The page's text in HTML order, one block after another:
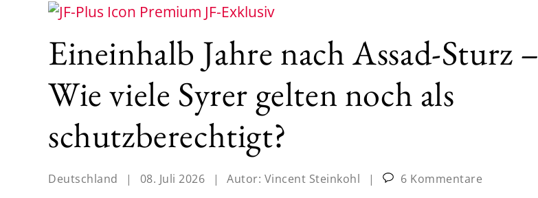
JF-Exklusiv
Eineinhalb Jahre nach Assad-Sturz –
Wie viele Syrer gelten noch als
schutzberechtigt?
Deutschland | 08. Juli 2026 | Autor: Vincent Steinkohl |
6 Kommentare